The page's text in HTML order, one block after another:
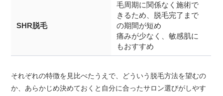
SHR脱毛
毛周期に関係なく施術で
きるため、脱毛完了まで
の期間が短め
痛みが少なく、敏感肌に
もおすすめ
それぞれの特徴を見比べたうえで、どういう脱毛方法を望むの
か、あらかじめ決めておくと自分に合ったサロン選びがしやす